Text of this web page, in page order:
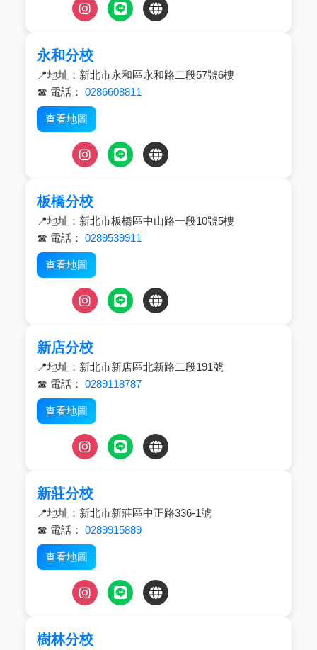
永和分校
📍地址：新北市永和區永和路二段57號6樓
☎ 電話： 0286608811
查看地圖
板橋分校
📍地址：新北市板橋區中山路一段10號5樓
☎ 電話： 0289539911
查看地圖
新店分校
📍地址：新北市新店區北新路二段191號
☎ 電話： 0289118787
查看地圖
新莊分校
📍地址：新北市新莊區中正路336-1號
☎ 電話： 0289915889
查看地圖
樹林分校